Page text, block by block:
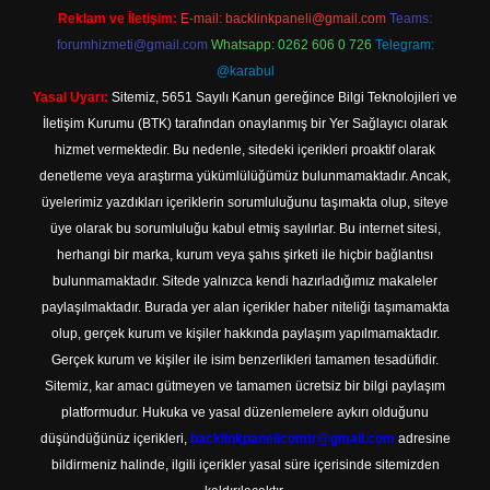
Reklam ve İletişim: E-mail: backlinkpaneli@gmail.com Teams:
forumhizmeti@gmail.com Whatsapp: 0262 606 0 726 Telegram:
@karabul
Yasal Uyarı: Sitemiz, 5651 Sayılı Kanun gereğince Bilgi Teknolojileri ve
İletişim Kurumu (BTK) tarafından onaylanmış bir Yer Sağlayıcı olarak
hizmet vermektedir. Bu nedenle, sitedeki içerikleri proaktif olarak
denetleme veya araştırma yükümlülüğümüz bulunmamaktadır. Ancak,
üyelerimiz yazdıkları içeriklerin sorumluluğunu taşımakta olup, siteye
üye olarak bu sorumluluğu kabul etmiş sayılırlar. Bu internet sitesi,
herhangi bir marka, kurum veya şahıs şirketi ile hiçbir bağlantısı
bulunmamaktadır. Sitede yalnızca kendi hazırladığımız makaleler
paylaşılmaktadır. Burada yer alan içerikler haber niteliği taşımamakta
olup, gerçek kurum ve kişiler hakkında paylaşım yapılmamaktadır.
Gerçek kurum ve kişiler ile isim benzerlikleri tamamen tesadüfidir.
Sitemiz, kar amacı gütmeyen ve tamamen ücretsiz bir bilgi paylaşım
platformudur. Hukuka ve yasal düzenlemelere aykırı olduğunu
düşündüğünüz içerikleri, backlinkpanelicomtr@gmail.com adresine
bildirmeniz halinde, ilgili içerikler yasal süre içerisinde sitemizden